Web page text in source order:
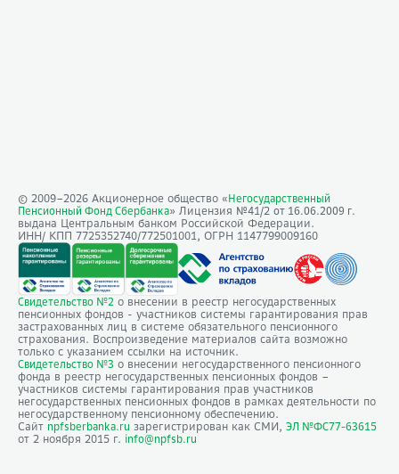
© 2009–2026 Акционерное общество « Негосударственный
Пенсионный Фонд Сбербанка» Лицензия №41/2 от 16.06.2009 г.
выдана Центральным банком Российской Федерации.
ИНН/ КПП 7725352740/772501001, ОГРН 1147799009160
Свидетельство №2 о внесении в реестр негосударственных
пенсионных фондов - участников системы гарантирования прав
застрахованных лиц в системе обязательного пенсионного
страхования. Воспроизведение материалов сайта возможно
только с указанием ссылки на источник.
Свидетельство №3 о внесении негосударственного пенсионного
фонда в реестр негосударственных пенсионных фондов –
участников системы гарантирования прав участников
негосударственных пенсионных фондов в рамках деятельности по
негосударственному пенсионному обеспечению.
Сайт npfsberbanka.ru зарегистрирован как СМИ, ЭЛ №ФС77-63615
от 2 ноября 2015 г. info@npfsb.ru